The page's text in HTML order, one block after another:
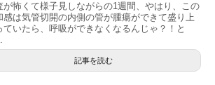
が怖くて様子見しながらの1週間、やはり、この
感は気管切開の内側の管が腫瘍ができて盛り上
ていたら、呼吸ができなくなるんじゃ？！と
記事を読む